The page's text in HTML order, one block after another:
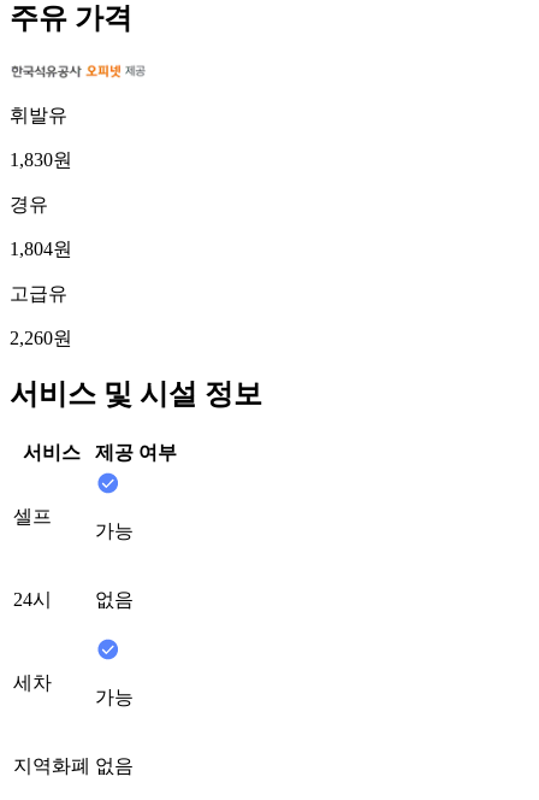
주유 가격
휘발유
1,830원
경유
1,804원
고급유
2,260원
서비스 및 시설 정보
서비스 제공 여부
셀프
가능
24시 없음
세차
가능
지역화폐 없음